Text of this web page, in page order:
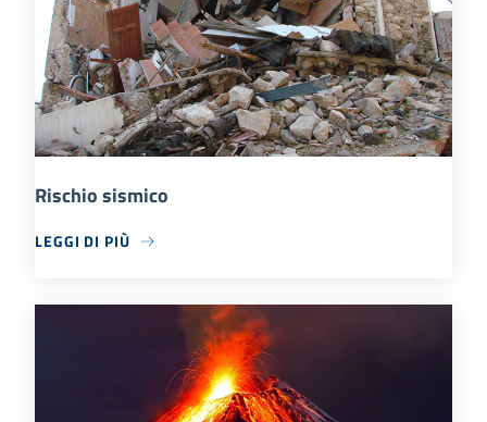
Rischio sismico
LEGGI DI PIÙ